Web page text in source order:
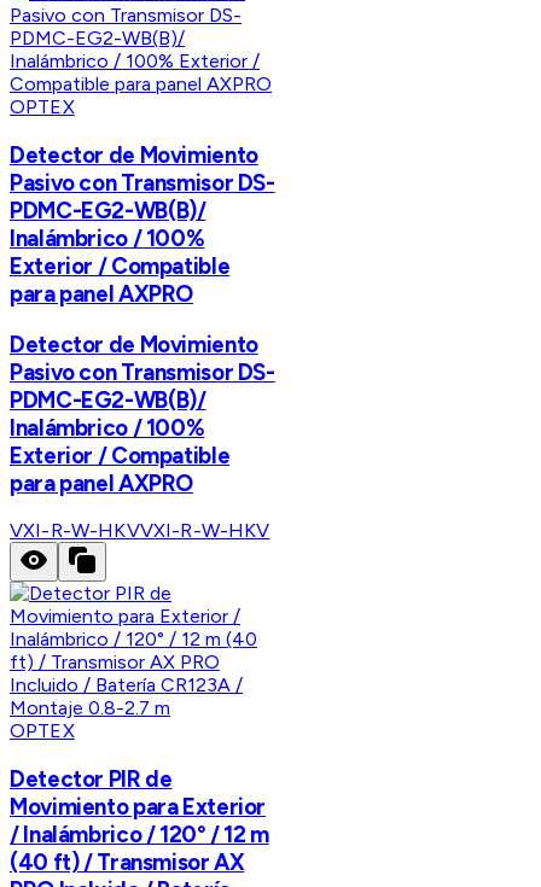
OPTEX
Detector de Movimiento
Pasivo con Transmisor DS-
PDMC-EG2-WB(B)/
Inalámbrico / 100%
Exterior / Compatible
para panel AXPRO
Detector de Movimiento
Pasivo con Transmisor DS-
PDMC-EG2-WB(B)/
Inalámbrico / 100%
Exterior / Compatible
para panel AXPRO
VXI-R-W-HKVVXI-R-W-HKV
OPTEX
Detector PIR de
Movimiento para Exterior
/ Inalámbrico / 120° / 12 m
(40 ft) / Transmisor AX